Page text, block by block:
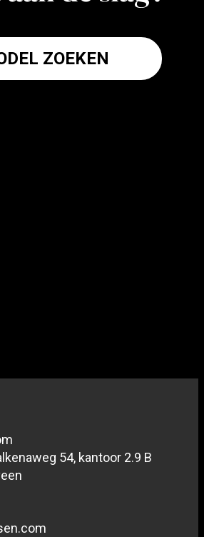
ZOEKEN
54, kantoor 2.9 B